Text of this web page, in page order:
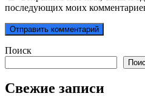
последующих моих
Поиск
Свежие записи